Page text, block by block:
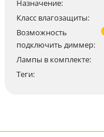
Назначение:
Класс влагозащиты:
Возможность
подключить диммер:
Лампы в комплекте:
Теги: